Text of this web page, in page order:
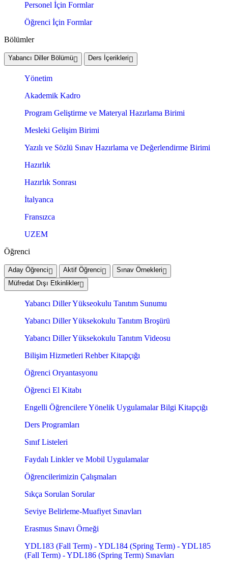
Personel İçin Formlar
Öğrenci İçin Formlar
Bölümler
Yabancı Diller Bölümü Ders İçerikleri
Yönetim
Akademik Kadro
Program Geliştirme ve Materyal Hazırlama Birimi
Mesleki Gelişim Birimi
Yazılı ve Sözlü Sınav Hazırlama ve Değerlendirme Birimi
Hazırlık
Hazırlık Sonrası
İtalyanca
Fransızca
UZEM
Öğrenci
Aday Öğrenci Aktif Öğrenci
Sınav Örnekleri
Müfredat Dışı Etkinlikler
Yabancı Diller Yükseokulu Tanıtım Sunumu
Yabancı Diller Yüksekokulu Tanıtım Broşürü
Yabancı Diller Yüksekokulu Tanıtım Videosu
Bilişim Hizmetleri Rehber Kitapçığı
Öğrenci Oryantasyonu
Öğrenci El Kitabı
Engelli Öğrencilere Yönelik Uygulamalar Bilgi Kitapçığı
Ders Programları
Sınıf Listeleri
Faydalı Linkler ve Mobil Uygulamalar
Öğrencilerimizin Çalışmaları
Sıkça Sorulan Sorular
Seviye Belirleme-Muafiyet Sınavları
Erasmus Sınavı Örneği
YDL183 (Fall Term) - YDL184 (Spring Term) - YDL185
(Fall Term) - YDL186 (Spring Term) Sınavları